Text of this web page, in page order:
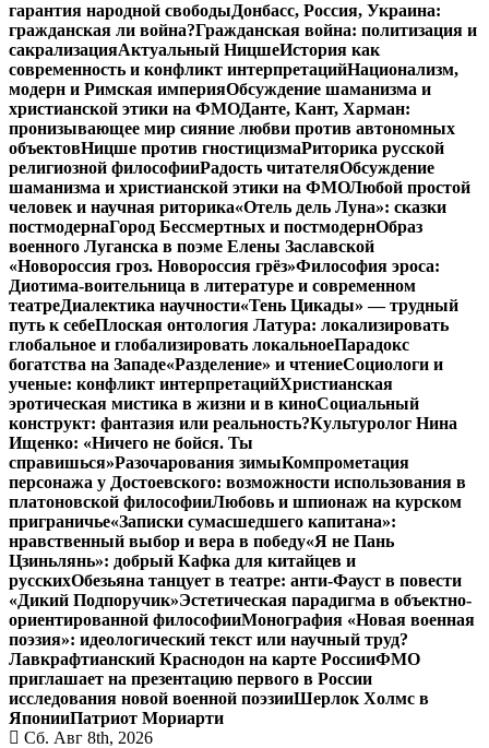
гарантия народной свободыДонбасс, Россия, Украина:
гражданская ли война?Гражданская война: политизация и
сакрализацияАктуальный НицшеИстория как
современность и конфликт интерпретацийНационализм,
модерн и Римская империяОбсуждение шаманизма и
христианской этики на ФМОДанте, Кант, Харман:
пронизывающее мир сияние любви против автономных
объектовНицше против гностицизмаРиторика русской
религиозной философииРадость читателяОбсуждение
шаманизма и христианской этики на ФМОЛюбой простой
человек и научная риторика«Отель дель Луна»: сказки
постмодернаГород Бессмертных и постмодернОбраз
военного Луганска в поэме Елены Заславской
«Новороссия гроз. Новороссия грёз»Философия эроса:
Диотима-воительница в литературе и современном
театреДиалектика научности«Тень Цикады» — трудный
путь к себеПлоская онтология Латура: локализировать
глобальное и глобализировать локальноеПарадокс
богатства на Западе«Разделение» и чтениеСоциологи и
ученые: конфликт интерпретацийХристианская
эротическая мистика в жизни и в киноСоциальный
конструкт: фантазия или реальность?Культуролог Нина
Ищенко: «Ничего не бойся. Ты
справишься»Разочарования зимыКомпрометация
персонажа у Достоевского: возможности использования в
платоновской философииЛюбовь и шпионаж на курском
приграничье«Записки сумасшедшего капитана»:
нравственный выбор и вера в победу«Я не Пань
Цзиньлянь»: добрый Кафка для китайцев и
русскихОбезьяна танцует в театре: анти-Фауст в повести
«Дикий Подпоручик»Эстетическая парадигма в объектно-
ориентированной философииМонография «Новая военная
поэзия»: идеологический текст или научный труд?
Лавкрафтианский Краснодон на карте РоссииФМО
приглашает на презентацию первого в России
исследования новой военной поэзииШерлок Холмс в
ЯпонииПатриот Мориарти
Сб. Авг 8th, 2026